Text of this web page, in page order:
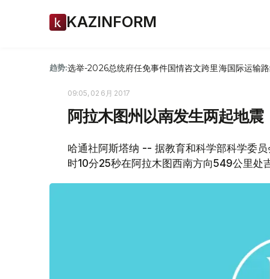
KAZINFORM
趋势:选举-2026总统府任免事件国情咨文跨里海国际运输
09:05, 02 6月 2017
阿拉木图州以南发生两起地震
哈通社阿斯塔纳 -- 据教育和科学部科学委
时10分25秒在阿拉木图西南方向549公里处